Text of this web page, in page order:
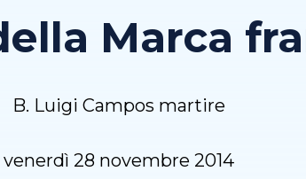
Marca
B. Luigi Campos martire
venerdì 28 novembre 2014